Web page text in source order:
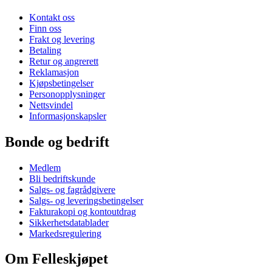
Kontakt oss
Finn oss
Frakt og levering
Betaling
Retur og angrerett
Reklamasjon
Kjøpsbetingelser
Personopplysninger
Nettsvindel
Informasjonskapsler
Bonde og bedrift
Medlem
Bli bedriftskunde
Salgs- og fagrådgivere
Salgs- og leveringsbetingelser
Fakturakopi og kontoutdrag
Sikkerhetsdatablader
Markedsregulering
Om Felleskjøpet